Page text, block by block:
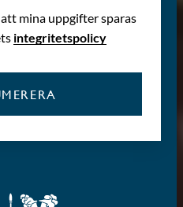
mina uppgifter sparas
integritetspolicy